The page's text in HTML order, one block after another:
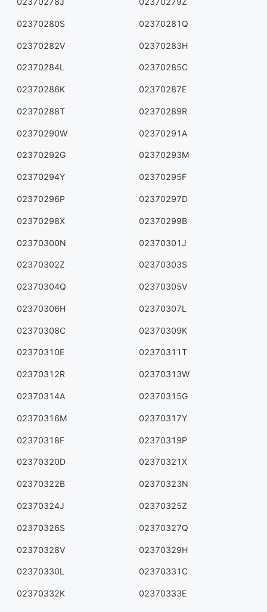
02370280S 02370281Q
02370282V 02370283H
02370284L 02370285C
02370286K 02370287E
02370288T 02370289R
02370290W 02370291A
02370292G 02370293M
02370294Y 02370295F
02370296P 02370297D
02370298X 02370299B
02370300N 02370301J
02370302Z 02370303S
02370304Q 02370305V
02370306H 02370307L
02370308C 02370309K
02370310E 02370311T
02370312R 02370313W
02370314A 02370315G
02370316M 02370317Y
02370318F 02370319P
02370320D 02370321X
02370322B 02370323N
02370324J 02370325Z
02370326S 02370327Q
02370328V 02370329H
02370330L 02370331C
02370332K 02370333E